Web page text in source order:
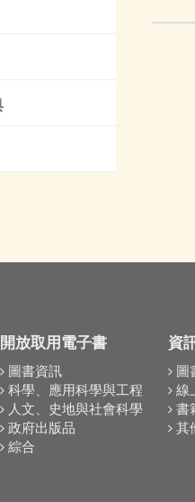
開放取用電子書
圖書資訊
科學、應用科學與工程
人文、史地與社會科學
政府出版品
綜合
資
圖
線
書
其